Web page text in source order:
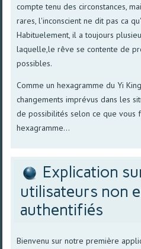
compte tenu des circonstances,
rares, l'inconscient ne dit pas ca
Habituelement, il a toujours
laquelle,le rêve se contente de
possibles.
Comme un hexagramme du Yi
changements imprévus dans les
de possibilités selon ce que vous
hexagramme...
Explication
utilisateurs non
authentifiés
Bienvenu sur notre première